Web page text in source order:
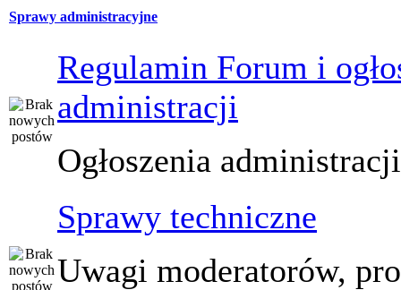
Sprawy administracyjne
Regulamin Forum i
administracji
Ogłoszenia
Sprawy techniczne
Uwagi moderatorów,